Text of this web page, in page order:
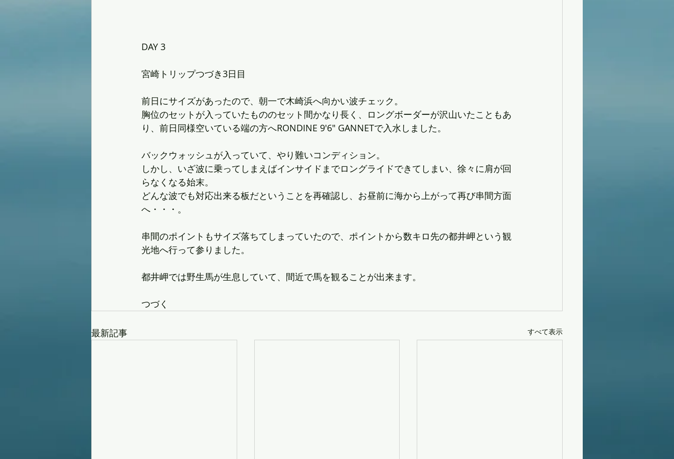
DAY 3
宮崎トリップつづき3日目
前日にサイズがあったので、朝一で木崎浜へ向かい波チェック。
胸位のセットが入っていたもののセット間かなり長く、ロングボーダーが沢山いたこともあ
り、前日同様空いている端の方へRONDINE 9'6" GANNETで入水しました。
バックウォッシュが入っていて、やり難いコンディション。
しかし、いざ波に乗ってしまえばインサイドまでロングライドできてしまい、徐々に肩が回
らなくなる始末。
どんな波でも対応出来る板だということを再確認し、お昼前に海から上がって再び串間方面
へ・・・。
串間のポイントもサイズ落ちてしまっていたので、ポイントから数キロ先の都井岬という観
光地へ行って参りました。
都井岬では野生馬が生息していて、間近で馬を観ることが出来ます。
つづく
最新記事 すべて表示